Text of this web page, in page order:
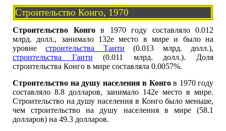
Строительство Конго, 1970
Строительство Конгов 1970 году составляло 0.012
млрд. долл., занимало 132е место в мире и было на
уровнестроительства Таити (0.013 млрд. долл.),
строительства Гаити (0.011 млрд. долл.). Доля
строительства Конго в мире составляла 0.0057%.
Строительство на душу населения в Конгов 1970 году
составляло 8.8 долларов, занимало 142е место в мире.
Строительство на душу населения в Конго было меньше,
чем строительство на душу населения в мире (58.1
долларов) на 49.3 долларов.